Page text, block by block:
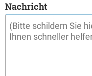
Nachricht